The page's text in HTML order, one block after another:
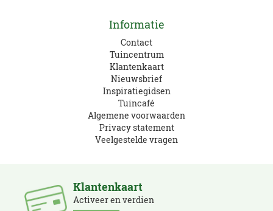
Informatie
Contact
Tuincentrum
Klantenkaart
Nieuwsbrief
Inspiratiegidsen
Tuincafé
Algemene voorwaarden
Privacy statement
Veelgestelde vragen
Klantenkaart
Activeer en verdien